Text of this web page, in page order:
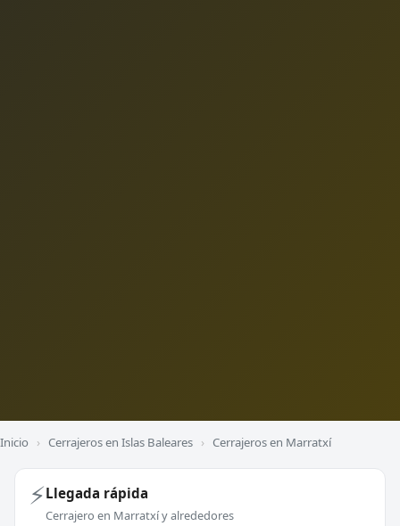
Inicio › Cerrajeros en Islas Baleares › Cerrajeros en Marratxí
⚡Llegada rápida
Cerrajero en Marratxí y alrededores